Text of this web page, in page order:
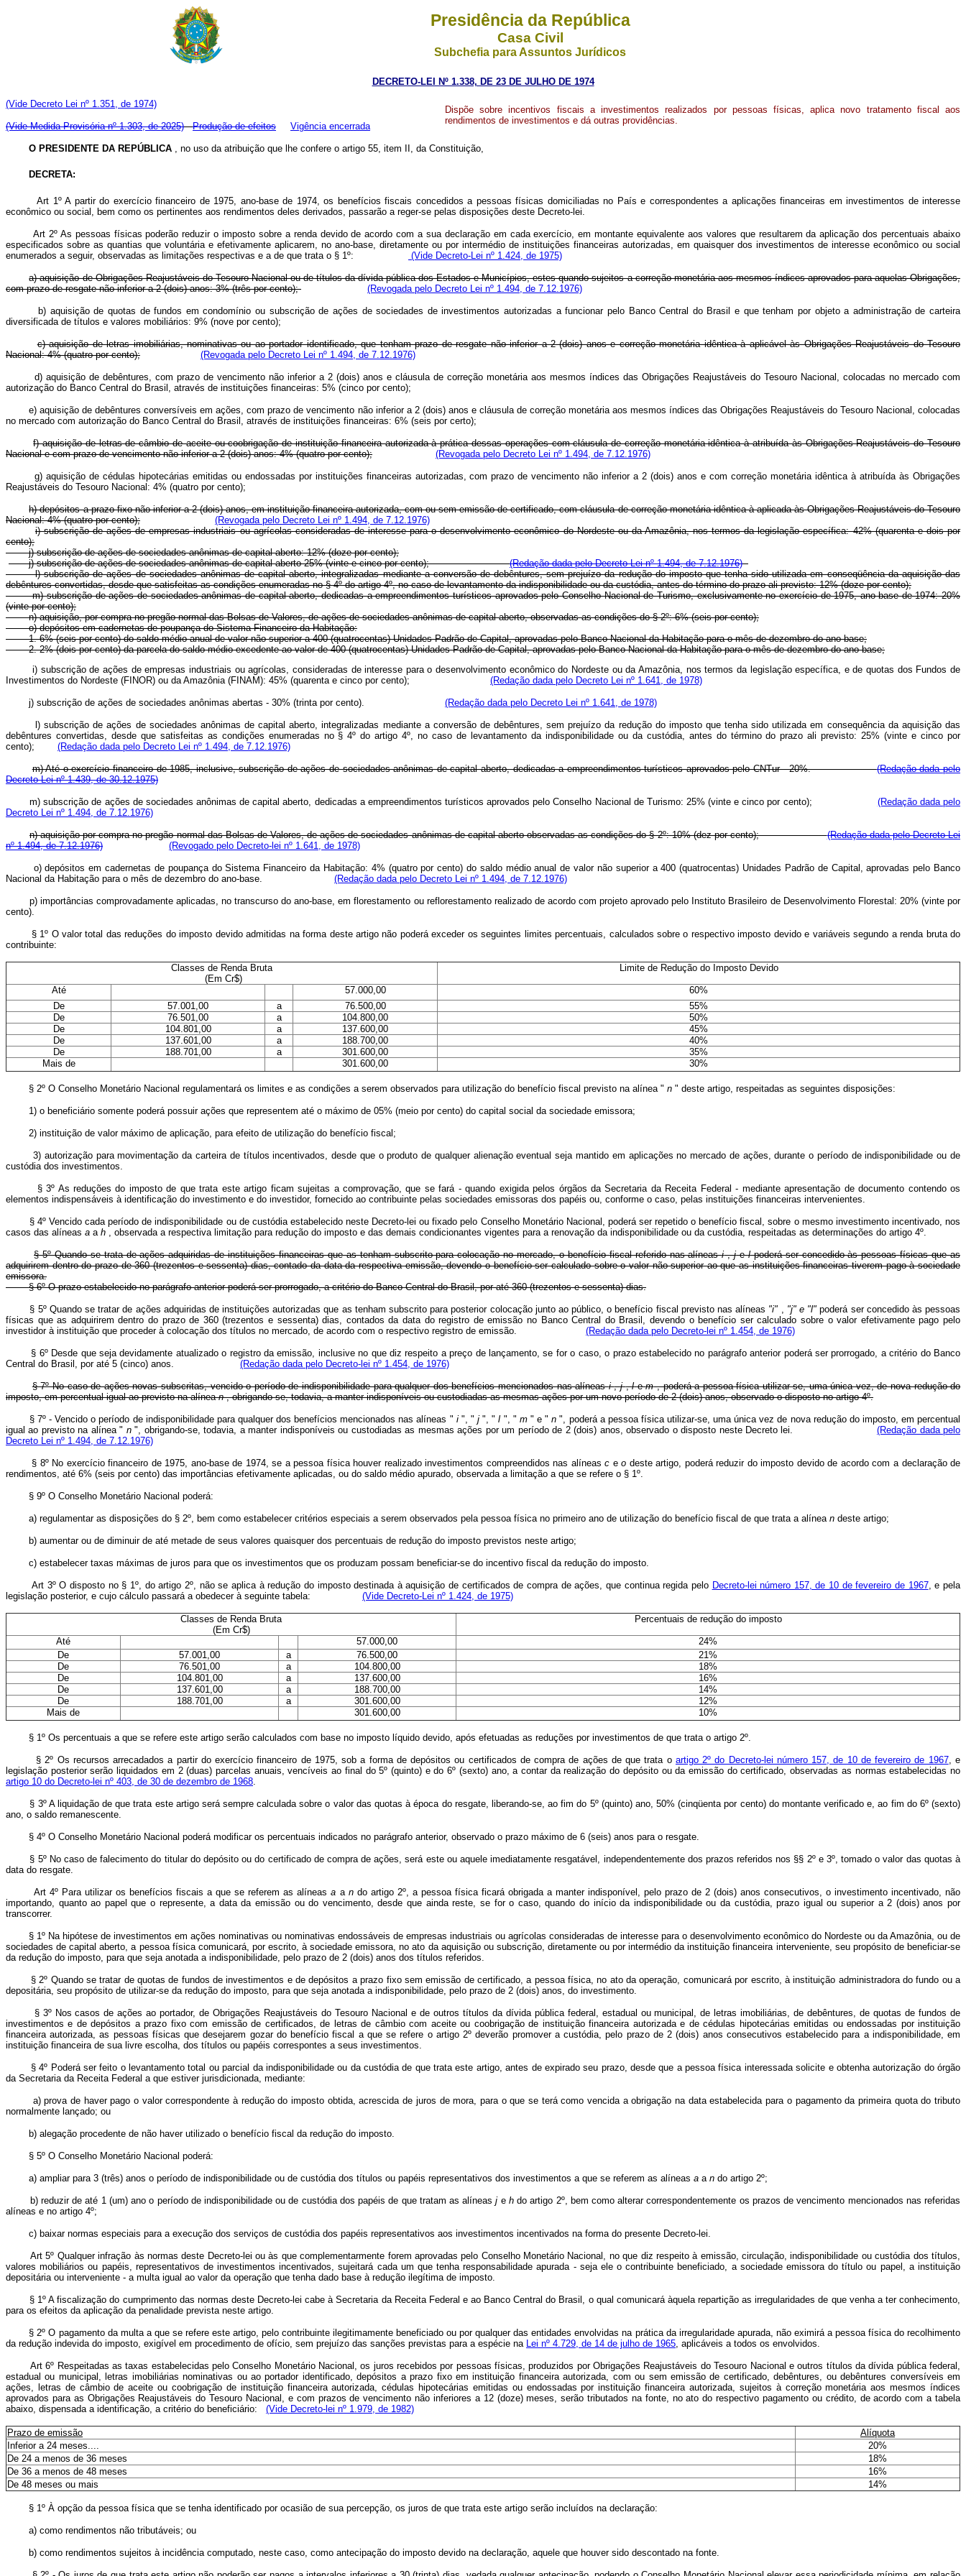
Presidência da República
Casa Civil
Subchefia para Assuntos Jurídicos
DECRETO-LEI Nº 1.338, DE 23 DE JULHO DE 1974
(Vide Decreto Lei nº 1.351, de 1974)
(Vide Medida Provisória nº 1.303, de 2025) Produção de efeitos Vigência encerrada
Dispõe sobre incentivos fiscais a investimentos realizados por pessoas físicas, aplica novo tratamento fiscal aos
rendimentos de investimentos e dá outras providências.
O PRESIDENTE DA REPÚBLICA , no uso da atribuição que lhe confere o artigo 55, item II, da Constituição,
DECRETA:
Art 1º A partir do exercício financeiro de 1975, ano-base de 1974, os benefícios fiscais concedidos a pessoas físicas domiciliadas no País e correspondentes a aplicações financeiras em investimentos de interesse
econômico ou social, bem como os pertinentes aos rendimentos deles derivados, passarão a reger-se pelas disposições deste Decreto-lei.
Art 2º As pessoas físicas poderão reduzir o imposto sobre a renda devido de acordo com a sua declaração em cada exercício, em montante equivalente aos valores que resultarem da aplicação dos percentuais abaixo
especificados sobre as quantias que voluntária e efetivamente aplicarem, no ano-base, diretamente ou por intermédio de instituições financeiras autorizadas, em quaisquer dos investimentos de interesse econômico ou social
enumerados a seguir, observadas as limitações respectivas e a de que trata o § 1º:
(Vide Decreto-Lei nº 1.424, de 1975)
a) aquisição de Obrigações Reajustáveis do Tesouro Nacional ou de títulos da dívida pública dos Estados e Municípios, estes quando sujeitos a correção monetária aos mesmos índices aprovados para aquelas Obrigações,
com prazo de resgate não inferior a 2 (dois) anos: 3% (três por cento);
(Revogada pelo Decreto Lei nº 1.494, de 7.12.1976)
b) aquisição de quotas de fundos em condomínio ou subscrição de ações de sociedades de investimentos autorizadas a funcionar pelo Banco Central do Brasil e que tenham por objeto a administração de carteira
diversificada de títulos e valores mobiliários: 9% (nove por cento);
c) aquisição de letras imobiliárias, nominativas ou ao portador identificado, que tenham prazo de resgate não inferior a 2 (dois) anos e correção monetária idêntica à aplicável às Obrigações Reajustáveis do Tesouro
Nacional: 4% (quatro por cento);
(Revogada pelo Decreto Lei nº 1.494, de 7.12.1976)
d) aquisição de debêntures, com prazo de vencimento não inferior a 2 (dois) anos e cláusula de correção monetária aos mesmos índices das Obrigações Reajustáveis do Tesouro Nacional, colocadas no mercado com
autorização do Banco Central do Brasil, através de instituições financeiras: 5% (cinco por cento);
e) aquisição de debêntures conversíveis em ações, com prazo de vencimento não inferior a 2 (dois) anos e cláusula de correção monetária aos mesmos índices das Obrigações Reajustáveis do Tesouro Nacional, colocadas
no mercado com autorização do Banco Central do Brasil, através de instituições financeiras: 6% (seis por certo);
f) aquisição de letras de câmbio de aceite ou coobrigação de instituição financeira autorizada à prática dessas operações com cláusula de correção monetária idêntica à atribuída às Obrigações Reajustáveis do Tesouro
Nacional e com prazo de vencimento não inferior a 2 (dois) anos: 4% (quatro por cento);
(Revogada pelo Decreto Lei nº 1.494, de 7.12.1976)
g) aquisição de cédulas hipotecárias emitidas ou endossadas por instituições financeiras autorizadas, com prazo de vencimento não inferior a 2 (dois) anos e com correção monetária idêntica à atribuída às Obrigações
Reajustáveis do Tesouro Nacional: 4% (quatro por cento);
h) depósitos a prazo fixo não inferior a 2 (dois) anos, em instituição financeira autorizada, com ou sem emissão de certificado, com cláusula de correção monetária idêntica à aplicada às Obrigações Reajustáveis do Tesouro
Nacional: 4% (quatro por cento);
(Revogada pelo Decreto Lei nº 1.494, de 7.12.1976)
i) subscrição de ações de empresas industriais ou agrícolas consideradas de interesse para o desenvolvimento econômico do Nordeste ou da Amazônia, nos termos da legislação específica: 42% (quarenta e dois por
cento);
j) subscrição de ações de sociedades anônimas de capital aberto: 12% (doze por cento);
j) subscrição de ações de sociedades anônimas de capital aberto 25% (vinte e cinco por cento);(Redação dada pelo Decreto Lei nº 1.494, de 7.12.1976)
l) subscrição de ações de sociedades anônimas de capital aberto, integralizadas mediante a conversão de debêntures, sem prejuízo da redução do imposto que tenha sido utilizada em conseqüência da aquisição das
debêntures convertidas, desde que satisfeitas as condições enumeradas no § 4º do artigo 4º, no caso de levantamento da indisponibilidade ou da custódia, antes do término do prazo ali previsto: 12% (doze por cento);
m) subscrição de ações de sociedades anônimas de capital aberto, dedicadas a empreendimentos turísticos aprovados pelo Conselho Nacional de Turismo, exclusivamente no exercício de 1975, ano-base de 1974: 20%
(vinte por cento);
n) aquisição, por compra no pregão normal das Bolsas de Valores, de ações de sociedades anônimas de capital aberto, observadas as condições do § 2º: 6% (seis por cento);
o) depósitos em cadernetas de poupança do Sistema Financeiro da Habitação:
1. 6% (seis por cento) do saldo médio anual de valor não superior a 400 (quatrocentas) Unidades Padrão de Capital, aprovadas pelo Banco Nacional da Habitação para o mês de dezembro do ano-base;
2. 2% (dois por cento) da parcela do saldo médio excedente ao valor de 400 (quatrocentas) Unidades Padrão de Capital, aprovadas pelo Banco Nacional da Habitação para o mês de dezembro do ano-base;
i) subscrição de ações de empresas industriais ou agrícolas, consideradas de interesse para o desenvolvimento econômico do Nordeste ou da Amazônia, nos termos da legislação específica, e de quotas dos Fundos de
Investimentos do Nordeste (FINOR) ou da Amazônia (FINAM): 45% (quarenta e cinco por cento); (Redação dada pelo Decreto Lei nº 1.641, de 1978)
j) subscrição de ações de sociedades anônimas abertas - 30% (trinta por cento). (Redação dada pelo Decreto Lei nº 1.641, de 1978)
l) subscrição de ações de sociedades anônimas de capital aberto, integralizadas mediante a conversão de debêntures, sem prejuízo da redução do imposto que tenha sido utilizada em consequência da aquisição das
debêntures convertidas, desde que satisfeitas as condições enumeradas no § 4º do artigo 4º, no caso de levantamento da indisponibilidade ou da custódia, antes do término do prazo ali previsto: 25% (vinte e cinco por
cento); (Redação dada pelo Decreto Lei nº 1.494, de 7.12.1976)
m) Até o exercício financeiro de 1985, inclusive, subscrição de ações de sociedades anônimas de capital aberto, dedicadas a empreendimentos turísticos aprovados pelo CNTur - 20%.(Redação dada pelo
Decreto Lei nº 1.439, de 30.12.1975)
m) subscrição de ações de sociedades anônimas de capital aberto, dedicadas a empreendimentos turísticos aprovados pelo Conselho Nacional de Turismo: 25% (vinte e cinco por cento);
(Redação dada pelo
Decreto Lei nº 1.494, de 7.12.1976)
n) aquisição por compra no pregão normal das Bolsas de Valores, de ações de sociedades anônimas de capital aberto observadas as condições do § 2º: 10% (dez por cento);
(Redação dada pelo Decreto Lei
nº 1.494, de 7.12.1976)
(Revogado pelo Decreto-lei nº 1.641, de 1978)
o)depósitos em cadernetas de poupança do Sistema Financeiro da Habitação: 4% (quatro por cento) do saldo médio anual de valor não superior a 400 (quatrocentas) Unidades Padrão de Capital, aprovadas pelo Banco
Nacional da Habitação para o mês de dezembro do ano-base. (Redação dada pelo Decreto Lei nº 1.494, de 7.12.1976)
p) importâncias comprovadamente aplicadas, no transcurso do ano-base, em florestamento ou reflorestamento realizado de acordo com projeto aprovado pelo Instituto Brasileiro de Desenvolvimento Florestal: 20% (vinte por
cento).
§ 1º O valor total das reduções do imposto devido admitidas na forma deste artigo não poderá exceder os seguintes limites percentuais, calculados sobre o respectivo imposto devido e variáveis segundo a renda bruta do
contribuinte:
Classes de Renda Bruta
(Em Cr$)
Limite de Redução do Imposto Devido
Até 57.000,00
60%
De
57.001,00 a 76.500,00
55%
De
76.501,00 a 104.800,00
50%
De
104.801,00 a 137.600,00
45%
De
137.601,00 a 188.700,00
40%
De
188.701,00 a 301.600,00
35%
Mais de
301.600,00 30%
§ 2º O Conselho Monetário Nacional regulamentará os limites e as condições a serem observados para utilização do benefício fiscal previsto na alínea " n " deste artigo, respeitadas as seguintes disposições:
1) o beneficiário somente poderá possuir ações que representem até o máximo de 05% (meio por cento) do capital social da sociedade emissora;
2) instituição de valor máximo de aplicação, para efeito de utilização do benefício fiscal;
3) autorização para movimentação da carteira de títulos incentivados, desde que o produto de qualquer alienação eventual seja mantido em aplicações no mercado de ações, durante o período de indisponibilidade ou de
custódia dos investimentos.
§ 3º As reduções do imposto de que trata este artigo ficam sujeitas a comprovação, que se fará - quando exigida pelos órgãos da Secretaria da Receita Federal - mediante apresentação de documento contendo os
elementos indispensáveis à identificação do investimento e do investidor, fornecido ao contribuinte pelas sociedades emissoras dos papéis ou, conforme o caso, pelas instituições financeiras intervenientes.
§ 4º Vencido cada período de indisponibilidade ou de custódia estabelecido neste Decreto-lei ou fixado pelo Conselho Monetário Nacional, poderá ser repetido o benefício fiscal, sobre o mesmo investimento incentivado, nos
casos das alíneas a a h , observada a respectiva limitação para redução do imposto e das demais condicionantes vigentes para a renovação da indisponibilidade ou da custódia, respeitadas as determinações do artigo 4º.
§ 5º Quando se trata de ações adquiridas de instituições financeiras que as tenham subscrito para colocação no mercado, o benefício fiscal referido nas alíneasi,jelpoderá ser concedido às pessoas físicas que as
adquirirem dentro do prazo de 360 (trezentos e sessenta) dias, contado da data da respectiva emissão, devendo o benefício ser calculado sobre o valor não superior ao que as instituições financeiras tiverem pago à sociedade
emissora.
§ 6º O prazo estabelecido no parágrafo anterior poderá ser prorrogado, a critério do Banco Central do Brasil, por até 360 (trezentos e sessenta) dias.
§ 5º Quando se tratar de ações adquiridas de instituições autorizadas que as tenham subscrito para posterior colocação junto ao público, o benefício fiscal previsto nas alíneas "i" "j" e "l"poderá ser concedido às pessoas
físicas que as adquirirem dentro do prazo de 360 (trezentos e sessenta) dias, contados da data do registro de emissão no Banco Central do Brasil, devendo o benefício ser calculado sobre o valor efetivamente pago pelo
investidor à instituição que proceder à colocação dos títulos no mercado, de acordo com o respectivo registro de emissão. (Redação dada pelo Decreto-lei nº 1.454, de 1976)
§ 6º Desde que seja devidamente atualizado o registro da emissão, inclusive no que diz respeito a preço de lançamento, se for o caso, o prazo estabelecido no parágrafo anterior poderá ser prorrogado, a critério do Banco
Central do Brasil, por até 5 (cinco) anos. (Redação dada pelo Decreto-lei nº 1.454, de 1976)
§ 7º No caso de ações novas subscritas, vencido o período de indisponibilidade para qualquer dos benefícios mencionados nas alíneasi ,j ,l em , poderá a pessoa física utilizar-se, uma única vez, de nova redução do
imposto, em percentual igual ao previsto na alínean , obrigando-se, todavia, a manter indisponíveis ou custodiadas as mesmas ações por um novo período de 2 (dois) anos, observado o disposto no artigo 4º.
§ 7º - Vencido o período de indisponibilidade para qualquer dos benefícios mencionados nas alíneas " i ", "j ", "l ", " m " e "n ", poderá a pessoa física utilizar-se, uma única vez de nova redução do imposto, em percentual
igual ao previsto na alínea " n ", obrigando-se, todavia, a manter indisponíveis ou custodiadas as mesmas ações por um período de 2 (dois) anos, observado o disposto neste Decreto lei.(Redação dada pelo
Decreto Lei nº 1.494, de 7.12.1976)
§ 8º No exercício financeiro de 1975, ano-base de 1974, se a pessoa física houver realizado investimentos compreendidos nas alíneasc eo deste artigo, poderá reduzir do imposto devido de acordo com a declaração de
rendimentos, até 6% (seis por cento) das importâncias efetivamente aplicadas, ou do saldo médio apurado, observada a limitação a que se refere o § 1º.
§ 9º O Conselho Monetário Nacional poderá:
a) regulamentar as disposições do § 2º, bem como estabelecer critérios especiais a serem observados pela pessoa física no primeiro ano de utilização do benefício fiscal de que trata a alínea n deste artigo;
b) aumentar ou de diminuir de até metade de seus valores quaisquer dos percentuais de redução do imposto previstos neste artigo;
c) estabelecer taxas máximas de juros para que os investimentos que os produzam possam beneficiar-se do incentivo fiscal da redução do imposto.
Art 3º O disposto no § 1º, do artigo 2º, não se aplica à redução do imposto destinada à aquisição de certificados de compra de ações, que continua regida pelo Decreto-lei número 157, de 10 de fevereiro de 1967, e pela
legislação posterior, e cujo cálculo passará a obedecer à seguinte tabela: (Vide Decreto-Lei nº 1.424, de 1975)
Classes de Renda Bruta
(Em Cr$)
Percentuais de redução do imposto
Até 57.000,00
24%
De
57.001,00 a 76.500,00
21%
De
76.501,00 a 104.800,00
18%
De
104.801,00 a 137.600,00
16%
De
137.601,00 a 188.700,00
14%
De
188.701,00 a 301.600,00
12%
Mais de
301.600,00 10%
§ 1º Os percentuais a que se refere este artigo serão calculados com base no imposto líquido devido, após efetuadas as reduções por investimentos de que trata o artigo 2º.
§ 2º Os recursos arrecadados a partir do exercício financeiro de 1975, sob a forma de depósitos ou certificados de compra de ações de que trata o artigo 2º do Decreto-lei número 157, de 10 de fevereiro de 1967, e
legislação posterior serão liquidados em 2 (duas) parcelas anuais, vencíveis ao final do 5º (quinto) e do 6º (sexto) ano, a contar da realização do depósito ou da emissão do certificado, observadas as normas estabelecidas no
artigo 10 do Decreto-lei nº 403, de 30 de dezembro de 1968
§ 3º A liquidação de que trata este artigo será sempre calculada sobre o valor das quotas à época do resgate, liberando-se, ao fim do 5º (quinto) ano, 50% (cinqüenta por cento) do montante verificado e, ao fim do 6º (sexto)
ano, o saldo remanescente.
§ 4º O Conselho Monetário Nacional poderá modificar os percentuais indicados no parágrafo anterior, observado o prazo máximo de 6 (seis) anos para o resgate.
§ 5º No caso de falecimento do titular do depósito ou do certificado de compra de ações, será este ou aquele imediatamente resgatável, independentemente dos prazos referidos nos §§ 2º e 3º, tomado o valor das quotas à
data do resgate.
Art 4º Para utilizar os benefícios fiscais a que se referem as alíneasa a n do artigo 2º, a pessoa física ficará obrigada a manter indisponível, pelo prazo de 2 (dois) anos consecutivos, o investimento incentivado, não
importando, quanto ao papel que o represente, a data da emissão ou do vencimento, desde que ainda reste, se for o caso, quando do início da indisponibilidade ou da custódia, prazo igual ou superior a 2 (dois) anos por
transcorrer.
§ 1º Na hipótese de investimentos em ações nominativas ou nominativas endossáveis de empresas industriais ou agrícolas consideradas de interesse para o desenvolvimento econômico do Nordeste ou da Amazônia, ou de
sociedades de capital aberto, a pessoa física comunicará, por escrito, à sociedade emissora, no ato da aquisição ou subscrição, diretamente ou por intermédio da instituição financeira interveniente, seu propósito de beneficiar-se
da redução do imposto, para que seja anotada a indisponibilidade, pelo prazo de 2 (dois) anos dos títulos referidos.
§ 2º Quando se tratar de quotas de fundos de investimentos e de depósitos a prazo fixo sem emissão de certificado, a pessoa física, no ato da operação, comunicará por escrito, à instituição administradora do fundo ou a
depositária, seu propósito de utilizar-se da redução do imposto, para que seja anotada a indisponibilidade, pelo prazo de 2 (dois) anos, do investimento.
§ 3º Nos casos de ações ao portador, de Obrigações Reajustáveis do Tesouro Nacional e de outros títulos da dívida pública federal, estadual ou municipal, de letras imobiliárias, de debêntures, de quotas de fundos de
investimentos e de depósitos a prazo fixo com emissão de certificados, de letras de câmbio com aceite ou coobrigação de instituição financeira autorizada e de cédulas hipotecárias emitidas ou endossadas por instituição
financeira autorizada, as pessoas físicas que desejarem gozar do benefício fiscal a que se refere o artigo 2º deverão promover a custódia, pelo prazo de 2 (dois) anos consecutivos estabelecido para a indisponibilidade, em
instituição financeira de sua livre escolha, dos títulos ou papéis correspontes a seus investimentos.
§ 4º Poderá ser feito o levantamento total ou parcial da indisponibilidade ou da custódia de que trata este artigo, antes de expirado seu prazo, desde que a pessoa física interessada solicite e obtenha autorização do órgão
da Secretaria da Receita Federal a que estiver jurisdicionada, mediante:
a) prova de haver pago o valor correspondente à redução do imposto obtida, acrescida de juros de mora, para o que se terá como vencida a obrigação na data estabelecida para o pagamento da primeira quota do tributo
normalmente lançado; ou
b) alegação procedente de não haver utilizado o benefício fiscal da redução do imposto.
§ 5º O Conselho Monetário Nacional poderá:
a) ampliar para 3 (três) anos o período de indisponibilidade ou de custódia dos títulos ou papéis representativos dos investimentos a que se referem as alíneas a a n do artigo 2º;
b) reduzir de até 1 (um) ano o período de indisponibilidade ou de custódia dos papéis de que tratam as alíneasj e h do artigo 2º, bem como alterar correspondentemente os prazos de vencimento mencionados nas referidas
alíneas e no artigo 4º;
c) baixar normas especiais para a execução dos serviços de custódia dos papéis representativos aos investimentos incentivados na forma do presente Decreto-lei.
Art 5º Qualquer infração às normas deste Decreto-lei ou às que complementarmente forem aprovadas pelo Conselho Monetário Nacional, no que diz respeito à emissão, circulação, indisponibilidade ou custódia dos títulos,
valores mobiliários ou papéis, representativos de investimentos incentivados, sujeitará cada um que tenha responsabilidade apurada - seja ele o contribuinte beneficiado, a sociedade emissora do título ou papel, a instituição
depositária ou interveniente - a multa igual ao valor da operação que tenha dado base à redução ilegítima de imposto.
§ 1º A fiscalização do cumprimento das normas deste Decreto-lei cabe à Secretaria da Receita Federal e ao Banco Central do Brasil, o qual comunicará àquela repartição as irregularidades de que venha a ter conhecimento,
para os efeitos da aplicação da penalidade prevista neste artigo.
§ 2º O pagamento da multa a que se refere este artigo, pelo contribuinte ilegitimamente beneficiado ou por qualquer das entidades envolvidas na prática da irregularidade apurada, não eximirá a pessoa física do recolhimento
da redução indevida do imposto, exigível em procedimento de ofício, sem prejuízo das sanções previstas para a espécie na
Lei nº 4.729, de 14 de julho de 1965 , aplicáveis a todos os envolvidos.
Art 6º Respeitadas as taxas estabelecidas pelo Conselho Monetário Nacional, os juros recebidos por pessoas físicas, produzidos por Obrigações Reajustáveis do Tesouro Nacional e outros títulos da dívida pública federal,
estadual ou municipal, letras imobiliárias nominativas ou ao portador identificado, depósitos a prazo fixo em instituição financeira autorizada, com ou sem emissão de certificado, debêntures, ou debêntures conversíveis em
ações, letras de câmbio de aceite ou coobrigação de instituição financeira autorizada, cédulas hipotecárias emitidas ou endossadas por instituição financeira autorizada, sujeitos à correção monetária aos mesmos índices
aprovados para as Obrigações Reajustáveis do Tesouro Nacional, e com prazos de vencimento não inferiores a 12 (doze) meses, serão tributados na fonte, no ato do respectivo pagamento ou crédito, de acordo com a tabela
abaixo, dispensada a identificação, a critério do beneficiário: (Vide Decreto-lei nº 1.979, de 1982)
Prazo de emissão
Alíquota
Inferior a 24 meses....
20%
De 24 a menos de 36 meses
18%
De 36 a menos de 48 meses
16%
De 48 meses ou mais
14%
§ 1º À opção da pessoa física que se tenha identificado por ocasião de sua percepção, os juros de que trata este artigo serão incluídos na declaração:
a) como rendimentos não tributáveis; ou
b) como rendimentos sujeitos à incidência computado, neste caso, como antecipação do imposto devido na declaração, aquele que houver sido descontado na fonte.